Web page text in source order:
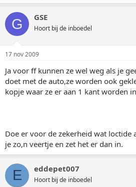
G GSE
Hoort bij de inboedel
17 nov 2009
Ja voor ff kunnen ze wel weg als je
doet met de auto,ze worden ook
kopje waar ze er aan 1 kant worden
Doe er voor de zekerheid wat loctide
je zo,n veertje en zet het er dan in.
E eddepet007
Hoort bij de inboedel